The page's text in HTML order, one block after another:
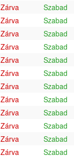
Zárva
Szabad
Zárva
Szabad
Zárva
Szabad
Zárva
Szabad
Zárva
Szabad
Zárva
Szabad
Zárva
Szabad
Zárva
Szabad
Zárva
Szabad
Zárva
Szabad
Zárva
Szabad
Zárva
Szabad